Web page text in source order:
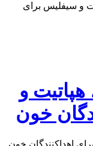
و سیفلیس برای
هپاتیت و
خون